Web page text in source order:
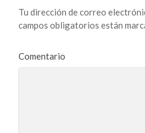
Tu dirección de correo
campos obligatorios están
Comentario